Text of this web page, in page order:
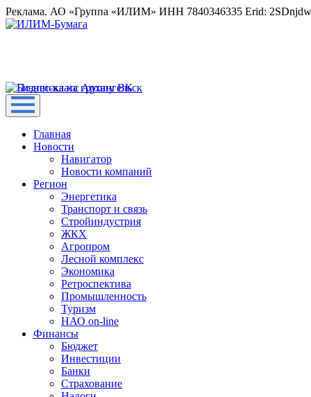
Реклама. АО «Группа «ИЛИМ» ИНН 7840346335 Erid:
Главная
Новости
Навигатор
Новости компаний
Регион
Энергетика
Транспорт и связь
Стройиндустрия
ЖКХ
Агропром
Лесной комплекс
Экономика
Ретроспектива
Промышленность
Туризм
НАО on-line
Финансы
Бюджет
Инвестиции
Банки
Страхование